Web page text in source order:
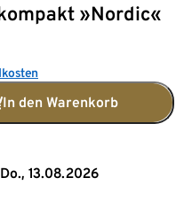
»Nordic«
In den Warenkorb
13.08.2026